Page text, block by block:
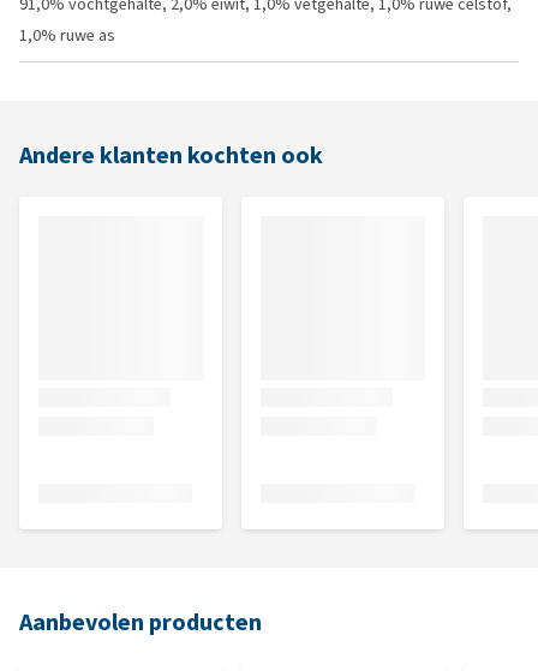
1,0% ruwe as
Andere klanten kochten ook
Aanbevolen producten